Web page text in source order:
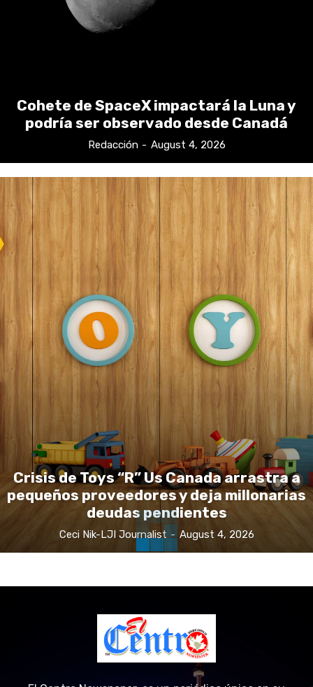
Cohete de SpaceX impactará la Luna y
podría ser observado desde Canadá
Redacción - August 4, 2026
Crisis de Toys “R” Us Canada arrastra a
pequeños proveedores y deja millonarias
deudas pendientes
Ceci Nik-LJI Journalist - August 4, 2026